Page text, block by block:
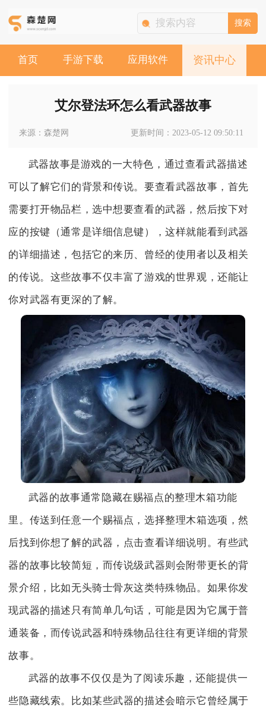
搜索
首页 手游下载 应用软件 资讯中心
艾尔登法环怎么看武器故事
来源：森楚网 更新时间：2023-05-12 09:50:11
武器故事是游戏的一大特色，通过查看武器描述
可以了解它们的背景和传说。要查看武器故事，首先
需要打开物品栏，选中想要查看的武器，然后按下对
应的按键（通常是详细信息键），这样就能看到武器
的详细描述，包括它的来历、曾经的使用者以及相关
的传说。这些故事不仅丰富了游戏的世界观，还能让
你对武器有更深的了解。
武器的故事通常隐藏在赐福点的整理木箱功能
里。传送到任意一个赐福点，选择整理木箱选项，然
后找到你想了解的武器，点击查看详细说明。有些武
器的故事比较简短，而传说级武器则会附带更长的背
景介绍，比如无头骑士骨灰这类特殊物品。如果你发
现武器的描述只有简单几句话，可能是因为它属于普
通装备，而传说武器和特殊物品往往有更详细的背景
故事。
武器的故事不仅仅是为了阅读乐趣，还能提供一
些隐藏线索。比如某些武器的描述会暗示它曾经属于